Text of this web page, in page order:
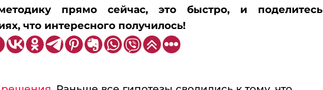
прямо сейчас, это быстро, и поделитесь
что интересного получилось!